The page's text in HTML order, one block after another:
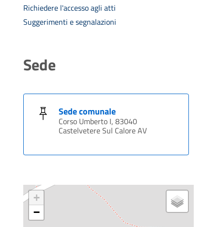
Richiedere l'accesso agli atti
Suggerimenti e segnalazioni
Sede
Sede comunale
Corso Umberto I, 83040
Castelvetere Sul Calore AV
+
−